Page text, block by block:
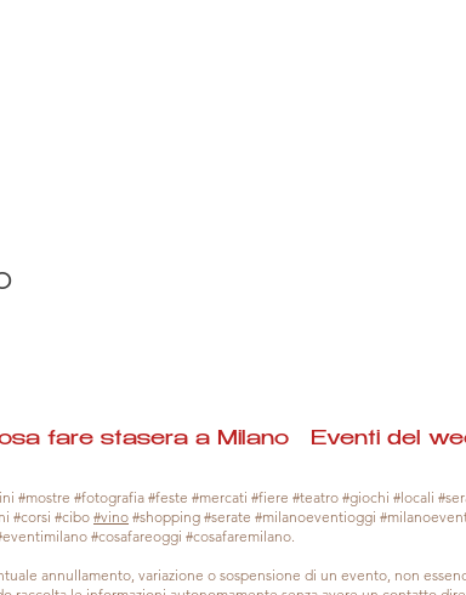
fare stasera a Milano Eventi del
#mostre #fotografia #feste #mercati #fiere #teatro #giochi #locali
#corsi #cibo #vino #shopping #serate #milanoeventioggi
#cosafareoggi #cosafaremilano.
annullamento, variazione o sospensione di un evento, non